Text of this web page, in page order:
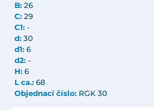
B: 26
C: 29
C1: -
d: 30
d1: 6
d2: -
H: 6
L ca.: 68
Objednací číslo: RGK 30